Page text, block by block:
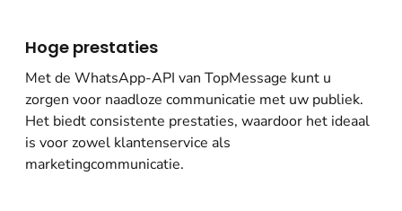
Hoge prestaties
Met de WhatsApp-API van TopMessage kunt u
zorgen voor naadloze communicatie met uw publiek.
Het biedt consistente prestaties, waardoor het ideaal
is voor zowel klantenservice als
marketingcommunicatie.